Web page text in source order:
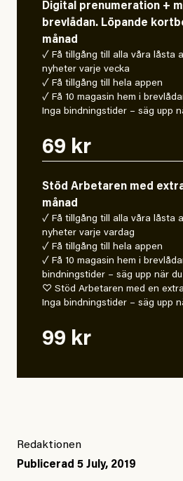
Digital prenumeration +
brevlådan. Löpande
månad
✓ Få tillgång till alla våra låsta
nyheter varje vecka
✓ Få tillgång till hela appen
✓ Få 10 magasin hem i
Inga bindningstider – säg upp
69 kr
Stöd Arbetaren med
månad
✓ Få tillgång till alla våra låsta
nyheter varje vardag
✓ Få tillgång till hela appen
✓ Få 10 magasin hem i
bindningstider – säg upp när du
♡ Stöd Arbetaren med en
Inga bindningstider – säg upp
99 kr
Redaktionen
Publicerad 5 July, 2019